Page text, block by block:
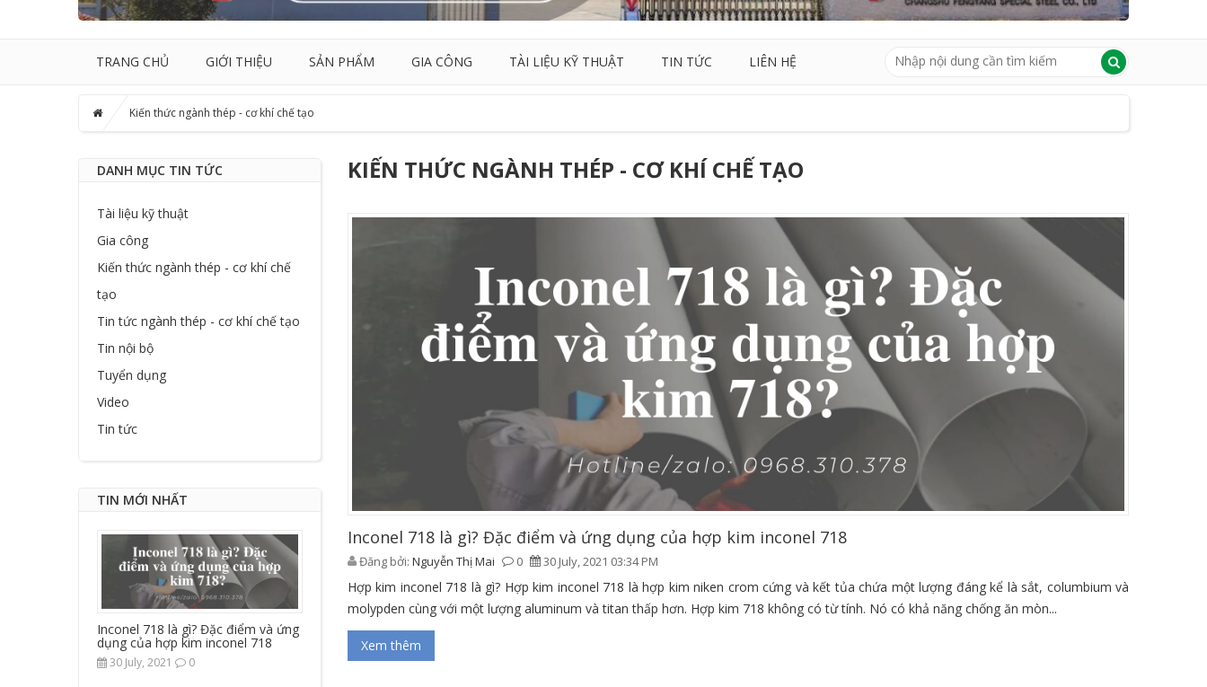
TRANG CHỦ GIỚI THIỆU SẢN PHẨM GIA CÔNG TÀI LIỆU KỸ THUẬT TIN TỨC LIÊN HỆ
Kiến thức ngành thép - cơ khí chế tạo
DANH MỤC TIN TỨC
Tài liệu kỹ thuật
Gia công
Kiến thức ngành thép - cơ khí chế
tạo
Tin tức ngành thép - cơ khí chế tạo
Tin nội bộ
Tuyển dụng
Video
Tin tức
TIN MỚI NHẤT
Inconel 718 là gì? Đặc điểm và ứng
dụng của hợp kim inconel 718
30 July, 2021 0
KIẾN THỨC NGÀNH THÉP - CƠ KHÍ CHẾ TẠO
Inconel 718 là gì? Đặc điểm và ứng dụng của hợp kim inconel 718
Đăng bởi: Nguyễn Thị Mai 0 30 July, 2021 03:34 PM
Hợp kim inconel 718 là gì? Hợp kim inconel 718 là hợp kim niken crom cứng và kết tủa chứa một lượng đáng kể là sắt, columbium và
molypden cùng với một lượng aluminum và titan thấp hơn. Hợp kim 718 không có từ tính. Nó có khả năng chống ăn mòn...
Xem thêm